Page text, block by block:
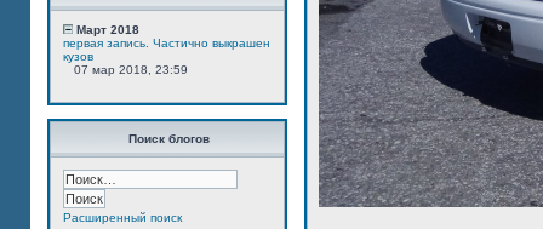
Март 2018
первая запись. Частично выкрашен
кузов
07 мар 2018, 23:59
Поиск блогов
Расширенный поиск